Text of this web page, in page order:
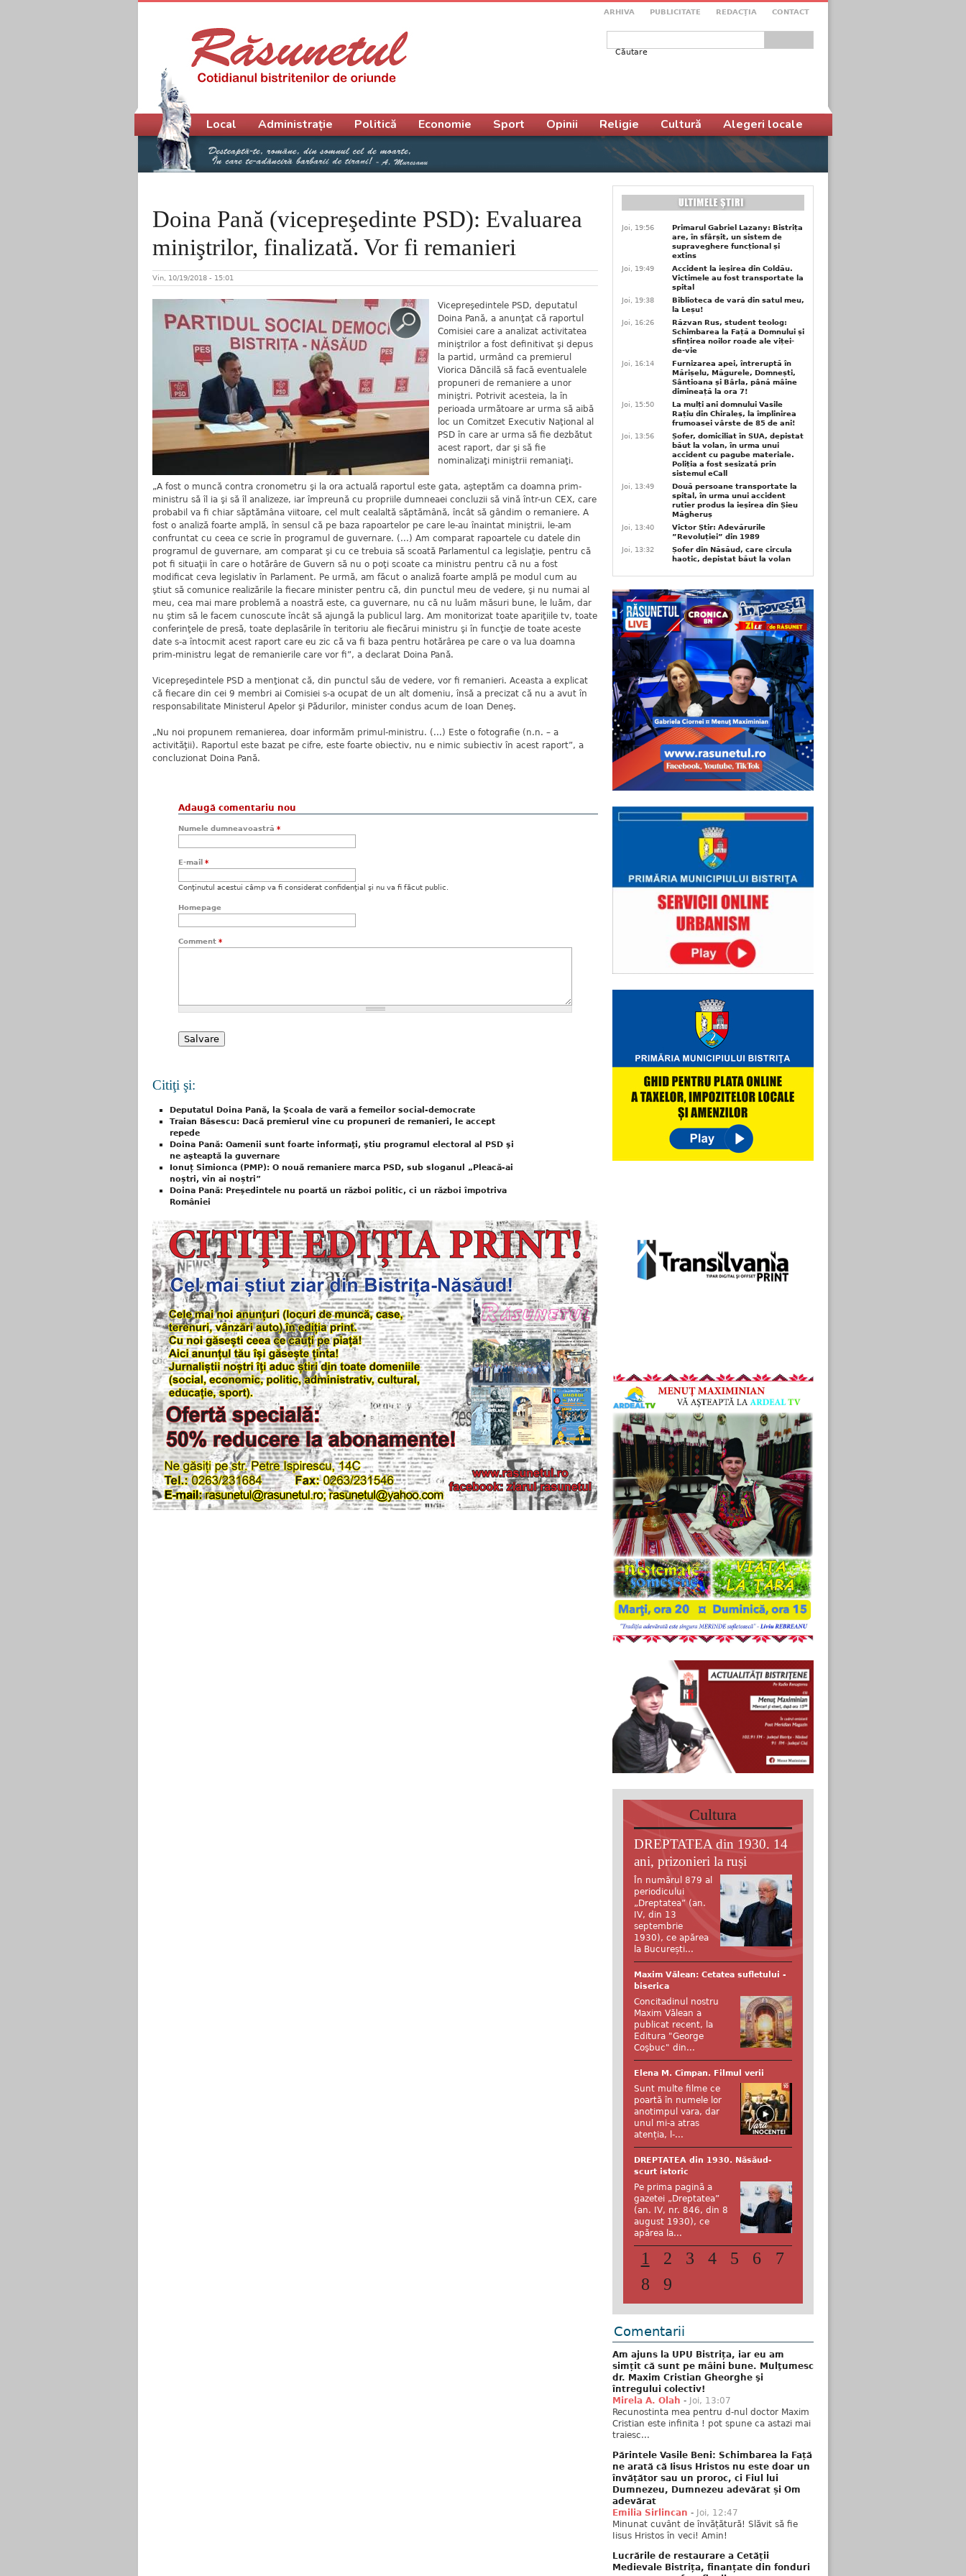
ARHIVA PUBLICITATE REDACŢIA CONTACT
Formular de căutare
Doina Pană (vicepreşedinte PSD): Evaluarea
miniştrilor, finalizată. Vor fi remanieri
Vin, 10/19/2018 - 15:01
Vicepreşedintele PSD, deputatul
Doina Pană, a anunţat că raportul
Comisiei care a analizat activitatea
miniştrilor a fost definitivat şi depus
la partid, urmând ca premierul
Viorica Dăncilă să facă eventualele
propuneri de remaniere a unor
miniştri. Potrivit acesteia, la în
perioada următoare ar urma să aibă
loc un Comitzet Executiv Naţional al
PSD în care ar urma să fie dezbătut
acest raport, dar şi să fie
nominalizaţi miniştrii remaniaţi.
„A fost o muncă contra cronometru şi la ora actuală raportul este gata, aşteptăm ca doamna prim-
ministru să îl ia şi să îl analizeze, iar împreună cu propriile dumneaei concluzii să vină într-un CEX, care
probabil va fi chiar săptămâna viitoare, cel mult cealaltă săptămână, încât să gândim o remaniere. A
fost o analiză foarte amplă, în sensul că pe baza rapoartelor pe care le-au înaintat miniştrii, le-am
confruntat cu ceea ce scrie în programul de guvernare. (...) Am comparat rapoartele cu datele din
programul de guvernare, am comparat şi cu ce trebuia să scoată Parlamentul ca legislaţie, pentru că
pot fi situaţii în care o hotărâre de Guvern să nu o poţi scoate ca ministru pentru că nu a fost
modificat ceva legislativ în Parlament. Pe urmă, am făcut o analiză foarte amplă pe modul cum au
ştiut să comunice realizările la fiecare minister pentru că, din punctul meu de vedere, şi nu numai al
meu, cea mai mare problemă a noastră este, ca guvernare, nu că nu luăm măsuri bune, le luăm, dar
nu ştim să le facem cunoscute încât să ajungă la publicul larg. Am monitorizat toate apariţiile tv, toate
conferinţele de presă, toate deplasările în teritoriu ale fiecărui ministru şi în funcţie de toate aceste
date s-a întocmit acest raport care eu zic că va fi baza pentru hotărârea pe care o va lua doamna
prim-ministru legat de remanierile care vor fi”, a declarat Doina Pană.
Vicepreşedintele PSD a menţionat că, din punctul său de vedere, vor fi remanieri. Aceasta a explicat
că fiecare din cei 9 membri ai Comisiei s-a ocupat de un alt domeniu, însă a precizat că nu a avut în
responsabilitate Ministerul Apelor şi Pădurilor, minister condus acum de Ioan Deneş.
„Nu noi propunem remanierea, doar informăm primul-ministru. (...) Este o fotografie (n.n. – a
activităţii). Raportul este bazat pe cifre, este foarte obiectiv, nu e nimic subiectiv în acest raport”, a
concluzionat Doina Pană.
Adaugă comentariu nou
Numele dumneavoastră *
E-mail *
Conţinutul acestui câmp va fi considerat confidenţial şi nu va fi făcut public.
Homepage
Comment *
Citiţi şi:
Deputatul Doina Pană, la Şcoala de vară a femeilor social-democrate
Traian Băsescu: Dacă premierul vine cu propuneri de remanieri, le accept
repede
Doina Pană: Oamenii sunt foarte informaţi, ştiu programul electoral al PSD şi
ne aşteaptă la guvernare
Ionuț Simionca (PMP): O nouă remaniere marca PSD, sub sloganul „Pleacă-ai
noștri, vin ai noștri”
Doina Pană: Preşedintele nu poartă un război politic, ci un război împotriva
României
Meniu principal
Local Administrație Politică Economie Sport Opinii Religie Cultură Alegeri locale
Joi, 19:56
Primarul Gabriel Lazany: Bistrița
are, în sfârșit, un sistem de
supraveghere funcțional și
extins
Joi, 19:49
Accident la ieșirea din Coldău.
Victimele au fost transportate la
spital
Joi, 19:38
Biblioteca de vară din satul meu,
la Leșu!
Joi, 16:26
Răzvan Rus, student teolog:
Schimbarea la Față a Domnului și
sfințirea noilor roade ale viței-
de-vie
Joi, 16:14
Furnizarea apei, întreruptă în
Mărișelu, Măgurele, Domnești,
Sântioana și Bârla, până mâine
dimineață la ora 7!
Joi, 15:50
La mulți ani domnului Vasile
Rațiu din Chiraleș, la împlinirea
frumoasei vârste de 85 de ani!
Joi, 13:56
Șofer, domiciliat în SUA, depistat
băut la volan, în urma unui
accident cu pagube materiale.
Poliția a fost sesizată prin
sistemul eCall
Joi, 13:49
Două persoane transportate la
spital, în urma unui accident
rutier produs la ieșirea din Șieu
Măgheruș
Joi, 13:40
Victor Știr: Adevărurile
”Revoluției” din 1989
Joi, 13:32
Șofer din Năsăud, care circula
haotic, depistat băut la volan
Cultura
DREPTATEA din 1930. 14
ani, prizonieri la ruși
În numărul 879 al
periodicului
„Dreptatea” (an.
IV, din 13
septembrie
1930), ce apărea
la București...
Maxim Vălean: Cetatea sufletului -
biserica
Concitadinul nostru
Maxim Vălean a
publicat recent, la
Editura "George
Coşbuc" din...
Elena M. Cîmpan. Filmul verii
Sunt multe filme ce
poartă în numele lor
anotimpul vara, dar
unul mi-a atras
atenția, l-...
DREPTATEA din 1930. Năsăud-
scurt istoric
Pe prima pagină a
gazetei „Dreptatea”
(an. IV, nr. 846, din 8
august 1930), ce
apărea la...
1 2 3 4 5 6
7
8
9
Comentarii
Am ajuns la UPU Bistrița, iar eu am
simțit că sunt pe mâini bune. Mulţumesc
dr. Maxim Cristian Gheorghe şi
întregului colectiv!
Mirela A. Olah - Joi, 13:07
Recunostinta mea pentru d-nul doctor Maxim
Cristian este infinita ! pot spune ca astazi mai
traiesc...
Părintele Vasile Beni: Schimbarea la Față
ne arată că Iisus Hristos nu este doar un
învățător sau un proroc, ci Fiul lui
Dumnezeu, Dumnezeu adevărat și Om
adevărat
Emilia Sirlincan - Joi, 12:47
Minunat cuvânt de învățătură! Slăvit să fie
Iisus Hristos în veci! Amin!
Lucrările de restaurare a Cetății
Medievale Bistrița, finanțate din fonduri